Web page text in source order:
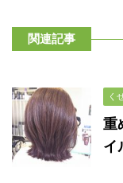
関連記事
く
重
イ